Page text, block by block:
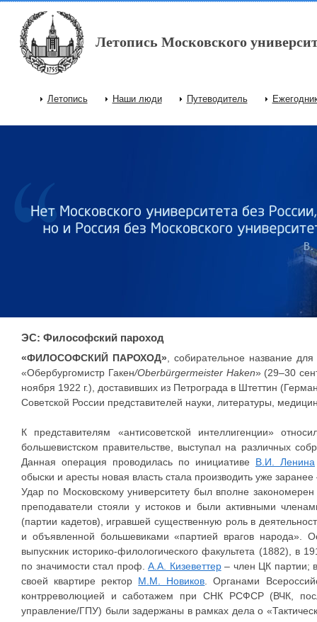
Перейти к основному содержанию
Летопись Московского
Главное меню
Летопись Наши люди Путеводитель
ЭС: Философский пароход
«ФИЛОСОФСКИЙ ПАРОХОД» , собирательное название
«Обербургомистр Гакен/Oberbürgermeister Haken» (29–30
ноября 1922 г.), доставивших из Петрограда в Штеттин
Советской России представителей науки, литературы,
К представителям «антисоветской интеллигенции»
большевистском правительстве, выступал на различных
Данная операция проводилась по инициативе В.И. Ленина
обыски и аресты новая власть стала производить уже заранее
Удар по Московскому университету был вполне
преподаватели стояли у истоков и были активными
(партии кадетов), игравшей существенную роль в
и объявленной большевиками «партией врагов народа».
выпускник историко-филологического факультета (1882), в
по значимости стал проф.А.А. Кизеветтер– член ЦК партии;
своей квартире ректор М.М. Новиков . Органами
контрреволюцией и саботажем при СНК РСФСР (ВЧК,
управление/ГПУ) были задержаны в рамках дела о